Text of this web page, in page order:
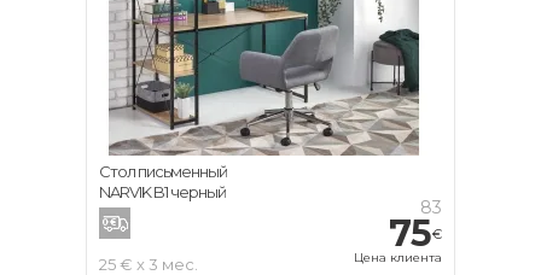
83
75€
Цена клиента
25 € x 3 мес.
Стол письменный
NARVIK B1 черный